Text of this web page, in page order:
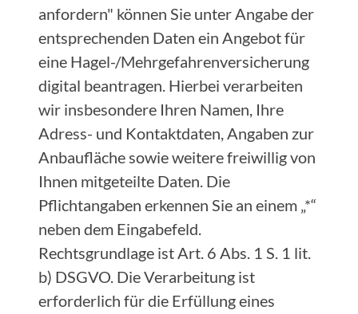
anfordern" können Sie unter Angabe der
entsprechenden Daten ein Angebot für
eine Hagel-/Mehrgefahrenversicherung
digital beantragen. Hierbei verarbeiten
wir insbesondere Ihren Namen, Ihre
Adress- und Kontaktdaten, Angaben zur
Anbaufläche sowie weitere freiwillig von
Ihnen mitgeteilte Daten. Die
Pflichtangaben erkennen Sie an einem „*“
neben dem Eingabefeld.
Rechtsgrundlage ist Art. 6 Abs. 1 S. 1 lit.
b) DSGVO. Die Verarbeitung ist
erforderlich für die Erfüllung eines